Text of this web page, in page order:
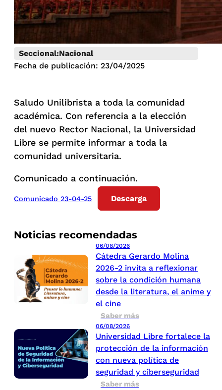
Seccional:Nacional
Fecha de publicación: 23/04/2025
Noticias recomendadas
06/08/2026
Cátedra Gerardo Molina
2026-2 invita a reflexionar
sobre la condición humana
desde la literatura, el anime y
el cine
Saber más
06/08/2026
Universidad Libre fortalece la
protección de la información
con nueva política de
seguridad y ciberseguridad
Saber más
Saludo Unilibrista a toda la comunidad
académica. Con referencia a la elección
del nuevo Rector Nacional, la Universidad
Libre se permite informar a toda la
comunidad universitaria.
Comunicado a continuación.
Comunicado 23-04-25 Descarga